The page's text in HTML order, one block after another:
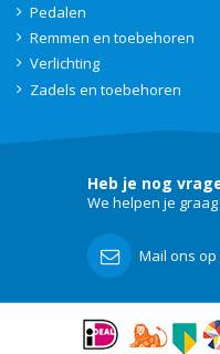
Pedalen
Remmen en toebehoren
Verlichting
Zadels en toebehoren
Heb je nog
We helpen je
Mail ons